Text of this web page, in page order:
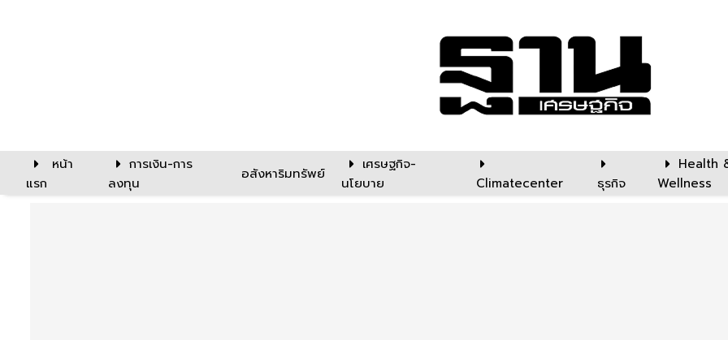
หน้า
แรก
การเงิน-การ
ลงทุน
อสังหาริมทรัพย์
เศรษฐกิจ-
นโยบาย
Climatecenter ธุรกิจ
Health
Wellness